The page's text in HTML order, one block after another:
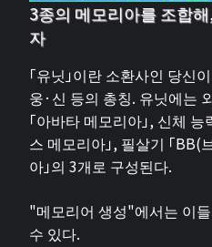
3종의 메모리아를 조합
자
「유닛」이란 소환사인 당신
웅·신 등의 총칭. 유닛에는
「아바타 메모리아」, 신체
스 메모리아」, 필살기 「
아」의 3개로 구성된다.
"메모리어 생성"에서는 이
수 있다.